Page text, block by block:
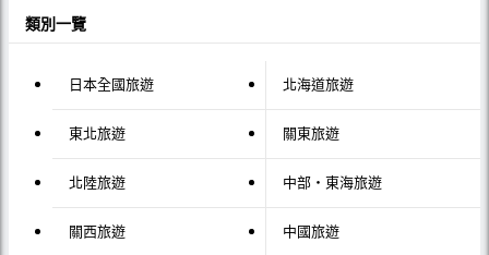
類別一覽
日本全國旅遊 北海道旅遊
東北旅遊 關東旅遊
北陸旅遊 中部・東海旅遊
關西旅遊 中國旅遊